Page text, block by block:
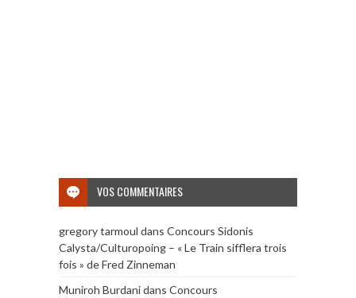
VOS COMMENTAIRES
gregory tarmoul dans Concours Sidonis
Calysta/Culturopoing – « Le Train sifflera trois
fois » de Fred Zinneman
Muniroh Burdanidans Concours